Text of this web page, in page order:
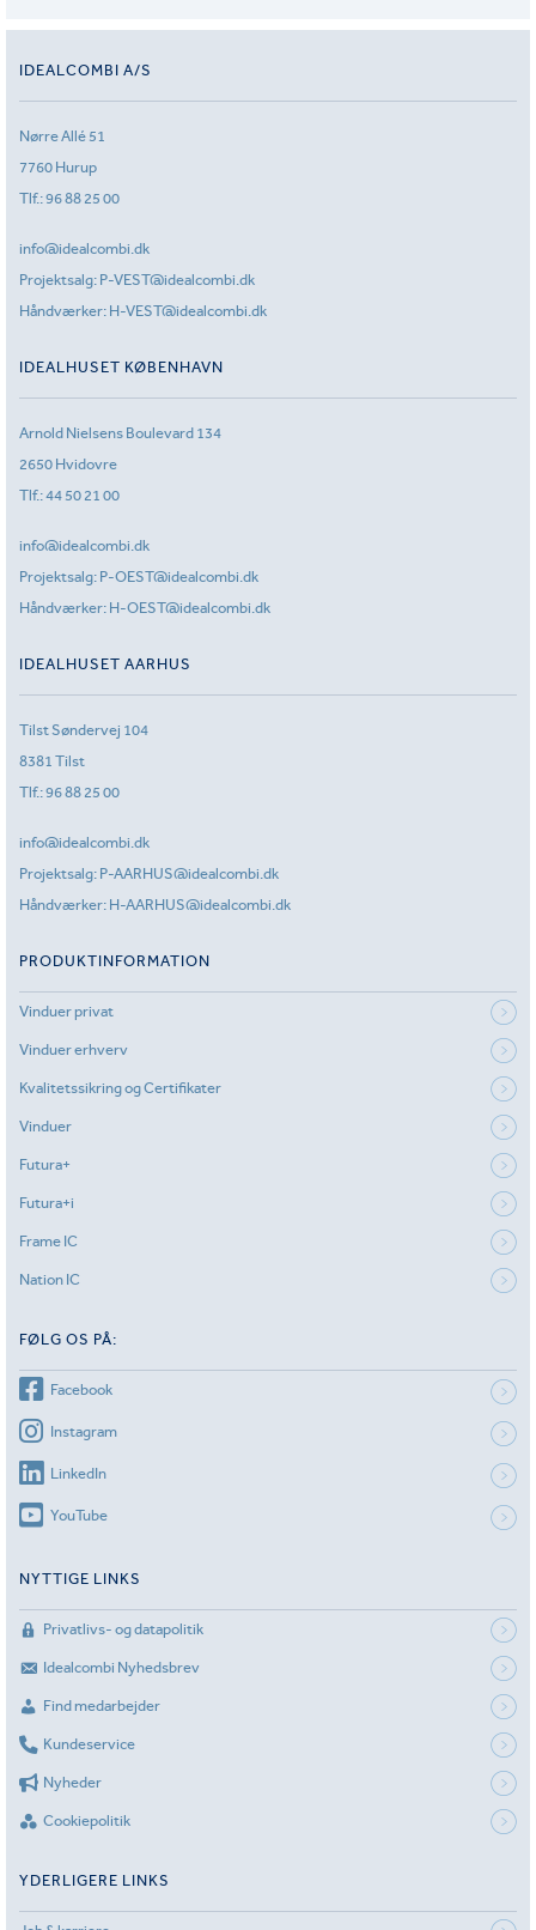
IDEALCOMBI A/S
Nørre Allé 51
7760 Hurup
Tlf.:96 88 25 00
info@idealcombi.dk
Projektsalg: P-VEST@idealcombi.dk
Håndværker: H-VEST@idealcombi.dk
IDEALHUSET KØBENHAVN
Arnold Nielsens Boulevard 134
2650 Hvidovre
Tlf.:44 50 21 00
info@idealcombi.dk
Projektsalg: P-OEST@idealcombi.dk
Håndværker: H-OEST@idealcombi.dk
IDEALHUSET AARHUS
Tilst Søndervej 104
8381 Tilst
Tlf.:96 88 25 00
info@idealcombi.dk
Projektsalg: P-AARHUS@idealcombi.dk
Håndværker: H-AARHUS@idealcombi.dk
PRODUKTINFORMATION
Vinduer privat
Vinduer erhverv
Kvalitetssikring og Certifikater
Vinduer
Futura+
Futura+i
Frame IC
Nation IC
FØLG OS PÅ:
Facebook
Instagram
LinkedIn
YouTube
NYTTIGE LINKS
Privatlivs- og datapolitik
Idealcombi Nyhedsbrev
Find medarbejder
Kundeservice
Nyheder
Cookiepolitik
YDERLIGERE LINKS